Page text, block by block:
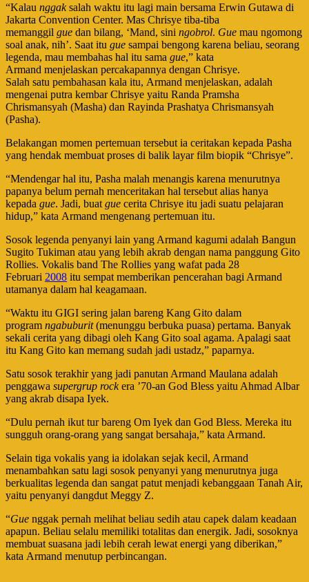
“Kalau nggaksalah waktu itu lagi main bersama Erwin Gutawa di
Jakarta Convention Center. Mas Chrisye tiba-tiba
memanggil gue dan bilang, ‘Mand, sini ngobrol. Gue mau ngomong
soal anak, nih’. Saat itu gue sampai bengong karena beliau, seorang
legenda, mau membahas hal itu sama gue,” kata
Armand menjelaskan percakapannya dengan Chrisye.
Salah satu pembahasan kala itu, Armand menjelaskan, adalah
mengenai putra kembar Chrisye yaitu Randa Pramsha
Chrismansyah (Masha) dan Rayinda Prashatya Chrismansyah
(Pasha).
Belakangan momen pertemuan tersebut ia ceritakan kepada Pasha
yang hendak membuat proses di balik layar film biopik “Chrisye”.
“Mendengar hal itu, Pasha malah menangis karena menurutnya
papanya belum pernah menceritakan hal tersebut alias hanya
kepada gue. Jadi, buat gue cerita Chrisye itu jadi suatu pelajaran
hidup,” kata Armand mengenang pertemuan itu.
Sosok legenda penyanyi lain yang Armand kagumi adalah Bangun
Sugito Tukiman atau yang lebih akrab dengan nama panggung Gito
Rollies. Vokalis band The Rollies yang wafat pada 28
Februari 2008 itu sempat memberikan pencerahan bagi Armand
utamanya dalam hal keagamaan.
“Waktu itu GIGI sering jalan bareng Kang Gito dalam
program ngabuburit(menunggu berbuka puasa) pertama. Banyak
sekali cerita yang dibagi oleh Kang Gito soal agama. Apalagi saat
itu Kang Gito kan memang sudah jadi ustadz,” paparnya.
Satu sosok terakhir yang jadi panutan Armand Maulana adalah
penggawa supergrup rockera ’70-an God Bless yaitu Ahmad Albar
yang akrab disapa Iyek.
“Dulu pernah ikut tur bareng Om Iyek dan God Bless. Mereka itu
sungguh orang-orang yang sangat bersahaja,” kata Armand.
Selain tiga vokalis yang ia idolakan sejak kecil, Armand
menambahkan satu lagi sosok penyanyi yang menurutnya juga
berkualitas legenda dan sangat patut menjadi kebanggaan Tanah Air,
yaitu penyanyi dangdut Meggy Z.
“Gue nggak pernah melihat beliau sedih atau capek dalam keadaan
apapun. Beliau selalu memiliki totalitas dan energik. Jadi, sosoknya
membuat suasana jadi lebih cerah lewat energi yang diberikan,”
kata Armand menutup perbincangan.